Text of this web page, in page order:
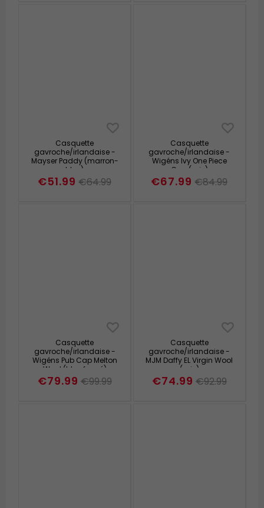
Casquette
gavroche/irlandaise -
Mayser Paddy (marron-
bleu)
€51.99 €64.99
Casquette
gavroche/irlandaise -
Wigéns Ivy One Piece
Cap (gris)
€67.99 €84.99
Casquette
gavroche/irlandaise -
Wigéns Pub Cap Melton
Wool (bleu foncé)
€79.99 €99.99
Casquette
gavroche/irlandaise -
MJM Daffy EL Virgin Wool
(gris)
€74.99 €92.99